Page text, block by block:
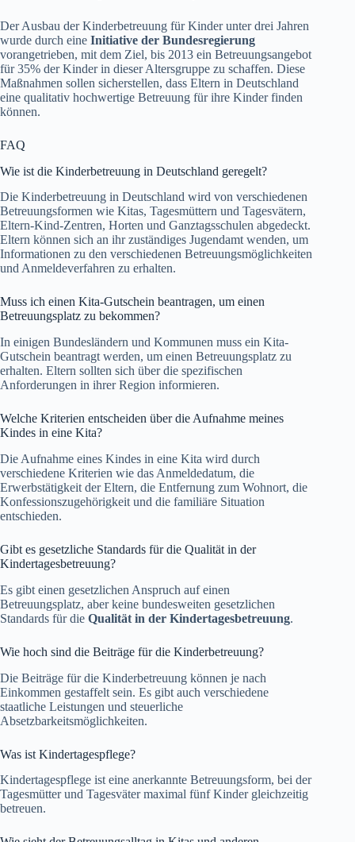
Der Ausbau der Kinderbetreuung für Kinder unter drei Jahren
wurde durch eine Initiative der Bundesregierung
vorangetrieben, mit dem Ziel, bis 2013 ein Betreuungsangebot
für 35% der Kinder in dieser Altersgruppe zu schaffen. Diese
Maßnahmen sollen sicherstellen, dass Eltern in Deutschland
eine qualitativ hochwertige Betreuung für ihre Kinder finden
können.
FAQ
Wie ist die Kinderbetreuung in Deutschland geregelt?
Die Kinderbetreuung in Deutschland wird von verschiedenen
Betreuungsformen wie Kitas, Tagesmüttern und Tagesvätern,
Eltern-Kind-Zentren, Horten und Ganztagsschulen abgedeckt.
Eltern können sich an ihr zuständiges Jugendamt wenden, um
Informationen zu den verschiedenen Betreuungsmöglichkeiten
und Anmeldeverfahren zu erhalten.
Muss ich einen Kita-Gutschein beantragen, um einen
Betreuungsplatz zu bekommen?
In einigen Bundesländern und Kommunen muss ein Kita-
Gutschein beantragt werden, um einen Betreuungsplatz zu
erhalten. Eltern sollten sich über die spezifischen
Anforderungen in ihrer Region informieren.
Welche Kriterien entscheiden über die Aufnahme meines
Kindes in eine Kita?
Die Aufnahme eines Kindes in eine Kita wird durch
verschiedene Kriterien wie das Anmeldedatum, die
Erwerbstätigkeit der Eltern, die Entfernung zum Wohnort, die
Konfessionszugehörigkeit und die familiäre Situation
entschieden.
Gibt es gesetzliche Standards für die Qualität in der
Kindertagesbetreuung?
Es gibt einen gesetzlichen Anspruch auf einen
Betreuungsplatz, aber keine bundesweiten gesetzlichen
Standards für die Qualität in der Kindertagesbetreuung.
Wie hoch sind die Beiträge für die Kinderbetreuung?
Die Beiträge für die Kinderbetreuung können je nach
Einkommen gestaffelt sein. Es gibt auch verschiedene
staatliche Leistungen und steuerliche
Absetzbarkeitsmöglichkeiten.
Was ist Kindertagespflege?
Kindertagespflege ist eine anerkannte Betreuungsform, bei der
Tagesmütter und Tagesväter maximal fünf Kinder gleichzeitig
betreuen.